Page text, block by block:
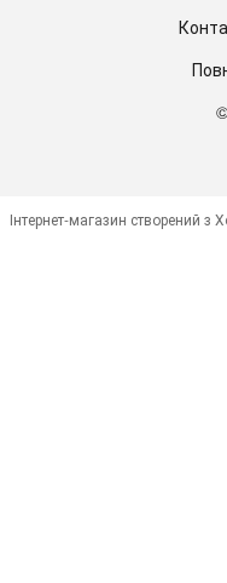
Інтернет-магазин створений з